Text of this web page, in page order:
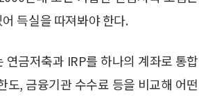
득실을 따져봐야 한다.
금저축과 IRP를 하나의 계좌로 통합
도, 금융기관 수수료 등을 비교해 어떤